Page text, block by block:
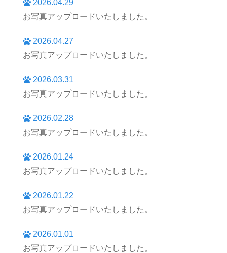
2026.04.29
お写真アップロードいたしました。
2026.04.27
お写真アップロードいたしました。
2026.03.31
お写真アップロードいたしました。
2026.02.28
お写真アップロードいたしました。
2026.01.24
お写真アップロードいたしました。
2026.01.22
お写真アップロードいたしました。
2026.01.01
お写真アップロードいたしました。